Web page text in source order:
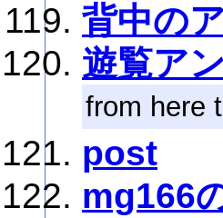
背中の
遊覧ア
from here
post
mg166